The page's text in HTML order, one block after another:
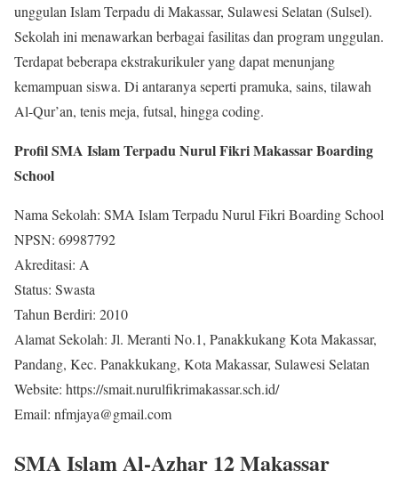
unggulan Islam Terpadu di Makassar, Sulawesi Selatan (Sulsel).
Sekolah ini menawarkan berbagai fasilitas dan program unggulan.
Terdapat beberapa ekstrakurikuler yang dapat menunjang
kemampuan siswa. Di antaranya seperti pramuka, sains, tilawah
Al-Qur’an, tenis meja, futsal, hingga coding.
Profil SMA Islam Terpadu Nurul Fikri Makassar Boarding
School
Nama Sekolah: SMA Islam Terpadu Nurul Fikri Boarding School
NPSN: 69987792
Akreditasi: A
Status: Swasta
Tahun Berdiri: 2010
Alamat Sekolah: Jl. Meranti No.1, Panakkukang Kota Makassar,
Pandang, Kec. Panakkukang, Kota Makassar, Sulawesi Selatan
Website: https://smait.nurulfikrimakassar.sch.id/
Email: nfmjaya@gmail.com
SMA Islam Al-Azhar 12 Makassar